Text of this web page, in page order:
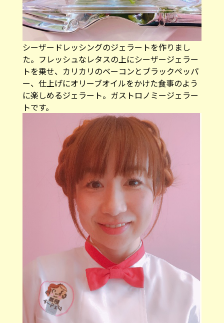
シーザードレッシングのジェラートを作りまし
た。フレッシュなレタスの上にシーザージェラー
トを乗せ、カリカリのベーコンとブラックペッパ
ー、仕上げにオリーブオイルをかけた食事のよう
に楽しめるジェラート。ガストロノミージェラー
トです。